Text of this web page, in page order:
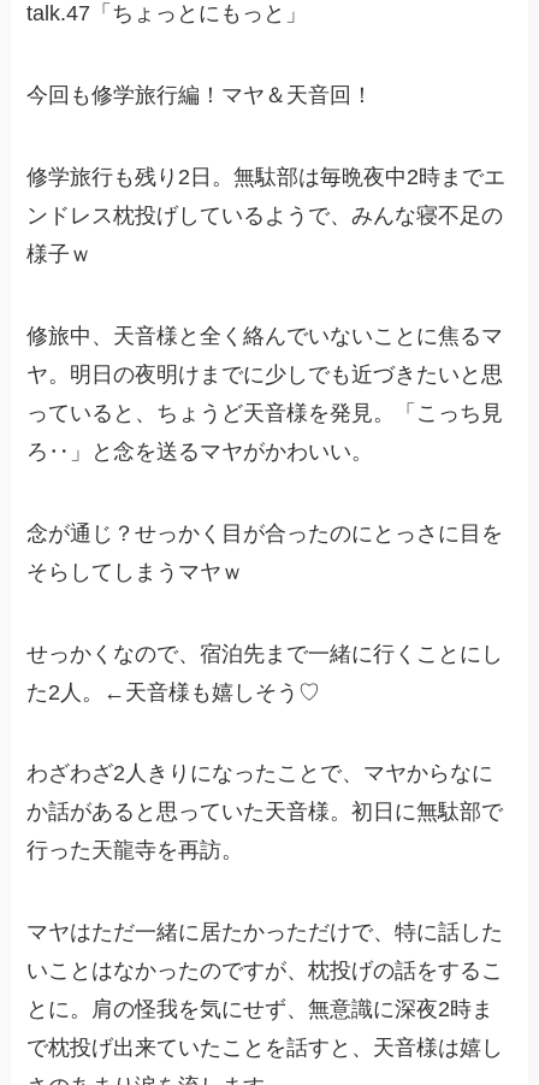
talk.47「ちょっとにもっと」
今回も修学旅行編！マヤ＆天音回！
修学旅行も残り2日。無駄部は毎晩夜中2時までエ
ンドレス枕投げしているようで、みんな寝不足の
様子ｗ
修旅中、天音様と全く絡んでいないことに焦るマ
ヤ。明日の夜明けまでに少しでも近づきたいと思
っていると、ちょうど天音様を発見。「こっち見
ろ‥」と念を送るマヤがかわいい。
念が通じ？せっかく目が合ったのにとっさに目を
そらしてしまうマヤｗ
せっかくなので、宿泊先まで一緒に行くことにし
た2人。←天音様も嬉しそう♡
わざわざ2人きりになったことで、マヤからなに
か話があると思っていた天音様。初日に無駄部で
行った天龍寺を再訪。
マヤはただ一緒に居たかっただけで、特に話した
いことはなかったのですが、枕投げの話をするこ
とに。肩の怪我を気にせず、無意識に深夜2時ま
で枕投げ出来ていたことを話すと、天音様は嬉し